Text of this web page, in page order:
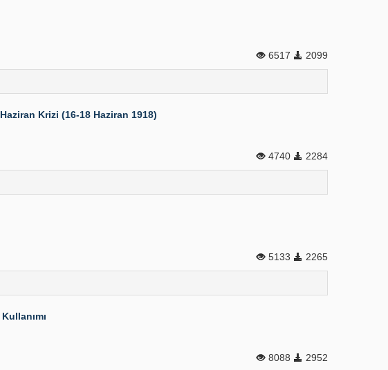
6517 2099
Krizi (16-18 Haziran 1918)
4740 2284
5133 2265
8088 2952